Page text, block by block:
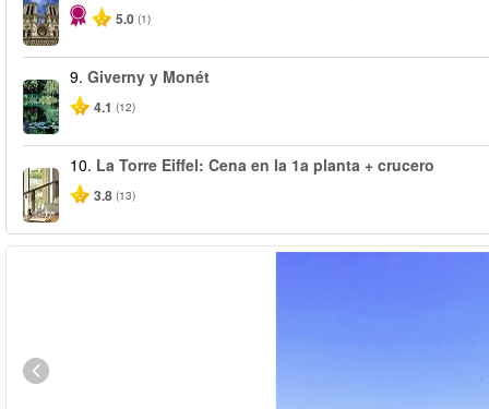
5.0 (1)
9. Giverny y Monét
4.1 (12)
10. La Torre Eiffel: Cena en la 1a planta + crucero
3.8 (13)